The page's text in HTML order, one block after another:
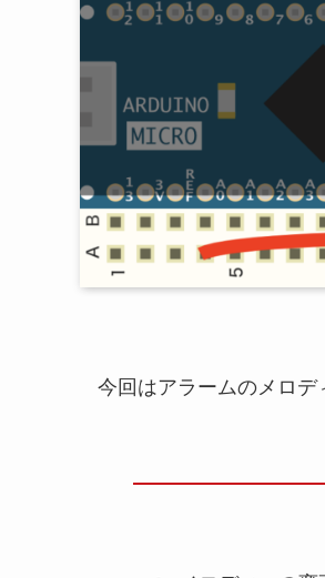
今回はアラームのメロデ